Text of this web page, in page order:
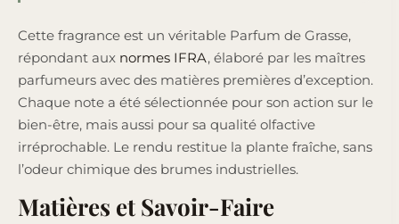
Cette fragrance est un véritable Parfum de Grasse,
répondant aux normes IFRA, élaboré par les maîtres
parfumeurs avec des matières premières d’exception.
Chaque note a été sélectionnée pour son action sur le
bien-être, mais aussi pour sa qualité olfactive
irréprochable. Le rendu restitue la plante fraîche, sans
l’odeur chimique des brumes industrielles.
Matières et Savoir-Faire